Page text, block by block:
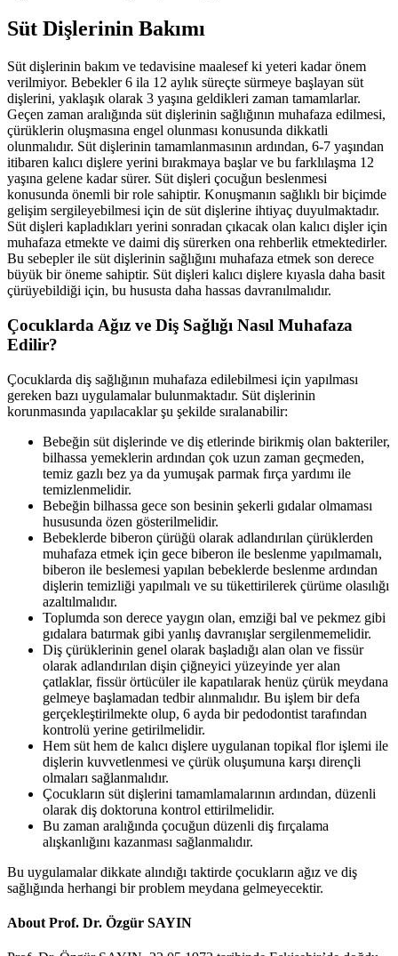
Süt Dişlerinin Bakımı
Süt dişlerinin bakım ve tedavisine maalesef ki yeteri kadar önem
verilmiyor. Bebekler 6 ila 12 aylık süreçte sürmeye başlayan süt
dişlerini, yaklaşık olarak 3 yaşına geldikleri zaman tamamlarlar.
Geçen zaman aralığında süt dişlerinin sağlığının muhafaza edilmesi,
çürüklerin oluşmasına engel olunması konusunda dikkatli
olunmalıdır. Süt dişlerinin tamamlanmasının ardından, 6-7 yaşından
itibaren kalıcı dişlere yerini bırakmaya başlar ve bu farklılaşma 12
yaşına gelene kadar sürer. Süt dişleri çocuğun beslenmesi
konusunda önemli bir role sahiptir. Konuşmanın sağlıklı bir biçimde
gelişim sergileyebilmesi için de süt dişlerine ihtiyaç duyulmaktadır.
Süt dişleri kapladıkları yerini sonradan çıkacak olan kalıcı dişler için
muhafaza etmekte ve daimi diş sürerken ona rehberlik etmektedirler.
Bu sebepler ile süt dişlerinin sağlığını muhafaza etmek son derece
büyük bir öneme sahiptir. Süt dişleri kalıcı dişlere kıyasla daha basit
çürüyebildiği için, bu hususta daha hassas davranılmalıdır.
Çocuklarda Ağız ve Diş Sağlığı Nasıl Muhafaza
Edilir?
Çocuklarda diş sağlığının muhafaza edilebilmesi için yapılması
gereken bazı uygulamalar bulunmaktadır. Süt dişlerinin
korunmasında yapılacaklar şu şekilde sıralanabilir:
Bebeğin süt dişlerinde ve diş etlerinde birikmiş olan bakteriler,
bilhassa yemeklerin ardından çok uzun zaman geçmeden,
temiz gazlı bez ya da yumuşak parmak fırça yardımı ile
temizlenmelidir.
Bebeğin bilhassa gece son besinin şekerli gıdalar olmaması
hususunda özen gösterilmelidir.
Bebeklerde biberon çürüğü olarak adlandırılan çürüklerden
muhafaza etmek için gece biberon ile beslenme yapılmamalı,
biberon ile beslemesi yapılan bebeklerde beslenme ardından
dişlerin temizliği yapılmalı ve su tükettirilerek çürüme olasılığı
azaltılmalıdır.
Toplumda son derece yaygın olan, emziği bal ve pekmez gibi
gıdalara batırmak gibi yanlış davranışlar sergilenmemelidir.
Diş çürüklerinin genel olarak başladığı alan olan ve fissür
olarak adlandırılan dişin çiğneyici yüzeyinde yer alan
çatlaklar, fissür örtücüler ile kapatılarak henüz çürük meydana
gelmeye başlamadan tedbir alınmalıdır. Bu işlem bir defa
gerçekleştirilmekte olup, 6 ayda bir pedodontist tarafından
kontrolü yerine getirilmelidir.
Hem süt hem de kalıcı dişlere uygulanan topikal flor işlemi ile
dişlerin kuvvetlenmesi ve çürük oluşumuna karşı dirençli
olmaları sağlanmalıdır.
Çocukların süt dişlerini tamamlamalarının ardından, düzenli
olarak diş doktoruna kontrol ettirilmelidir.
Bu zaman aralığında çocuğun düzenli diş fırçalama
alışkanlığını kazanması sağlanmalıdır.
Bu uygulamalar dikkate alındığı taktirde çocukların ağız ve diş
sağlığında herhangi bir problem meydana gelmeyecektir.
About Prof. Dr. Özgür SAYIN